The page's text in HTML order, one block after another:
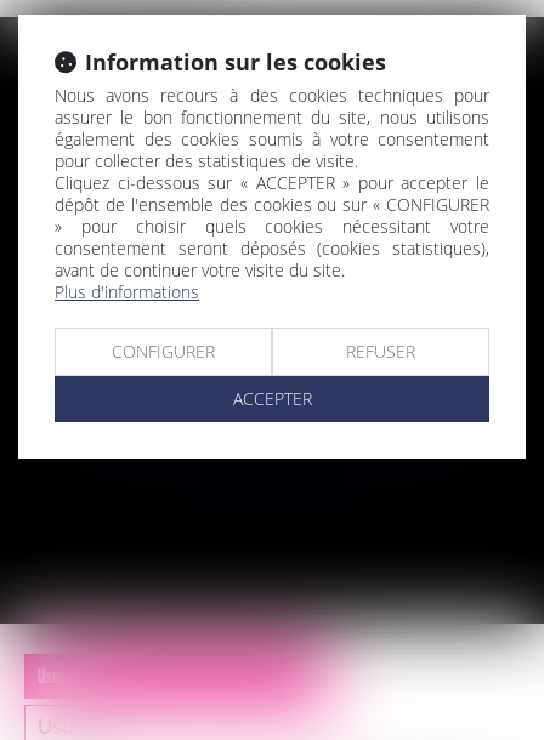
USUCAPION
Usucapion
Usufruit
Information sur les cookies
Nous avons recours à des cookies techniques pour
assurer le bon fonctionnement du site, nous utilisons
également des cookies soumis à votre consentement
pour collecter des statistiques de visite.
Cliquez ci-dessous sur « ACCEPTER » pour accepter le
dépôt de l'ensemble des cookies ou sur « CONFIGURER
» pour choisir quels cookies nécessitant votre
consentement seront déposés (cookies statistiques),
avant de continuer votre visite du site.
Plus d'informations
CONFIGURER REFUSER
ACCEPTER